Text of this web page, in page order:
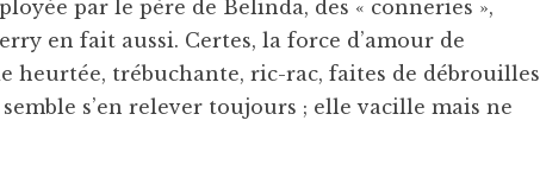
par le père de Belinda, des « conneries »,
en fait aussi. Certes, la force d’amour de
heurtée, trébuchante, ric-rac, faites de débrouilles
s’en relever toujours ; elle vacille mais ne